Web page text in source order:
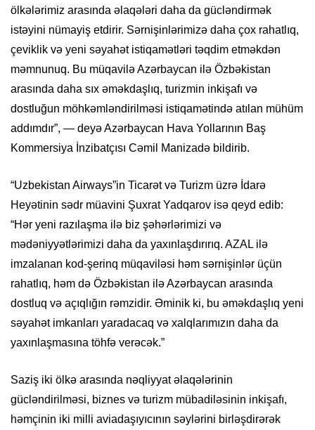
ölkələrimiz arasında əlaqələri daha da gücləndirmək
istəyini nümayiş etdirir. Sərnişinlərimizə daha çox rahatlıq,
çeviklik və yeni səyahət istiqamətləri təqdim etməkdən
məmnunuq. Bu müqavilə Azərbaycan ilə Özbəkistan
arasında daha sıx əməkdaşlıq, turizmin inkişafı və
dostluğun möhkəmləndirilməsi istiqamətində atılan mühüm
addımdır”, — deyə Azərbaycan Hava Yollarının Baş
Kommersiya İnzibatçısı Cəmil Manizadə bildirib.
“Uzbekistan Airways”in Ticarət və Turizm üzrə İdarə
Heyətinin sədr müavini Şuxrat Yadqarov isə qeyd edib:
“Hər yeni razılaşma ilə biz şəhərlərimizi və
mədəniyyətlərimizi daha da yaxınlaşdırırıq. AZAL ilə
imzalanan kod-şerinq müqaviləsi həm sərnişinlər üçün
rahatlıq, həm də Özbəkistan ilə Azərbaycan arasında
dostluq və açıqlığın rəmzidir. Əminik ki, bu əməkdaşlıq yeni
səyahət imkanları yaradacaq və xalqlarımızın daha da
yaxınlaşmasına töhfə verəcək.”
Saziş iki ölkə arasında nəqliyyat əlaqələrinin
gücləndirilməsi, biznes və turizm mübadiləsinin inkişafı,
həmçinin iki milli aviadaşıyıcının səylərini birləşdirərək